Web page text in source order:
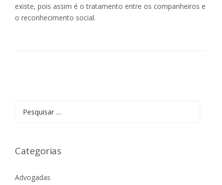
existe, pois assim é o tratamento entre os companheiros e
o reconhecimento social.
por:
Categorias
Advogadas